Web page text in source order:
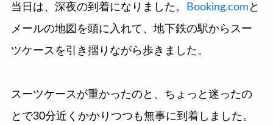
当日は、深夜の到着になりました。 Booking.com と
メールの地図を頭に入れて、地下鉄の駅からスー
ツケースを引き摺りながら歩きました。
スーツケースが重かったのと、ちょっと迷ったの
とで30分近くかかりつつも無事に到着しました。